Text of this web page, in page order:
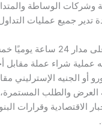
وشركات الوساطة
تدير جميع عمليات
يعمل هذا السوق على مدار 24
عملية شراء عملة مقابل
أو الجنيه الإسترليني
العرض والطلب المستمرة،
الاقتصادية وقرارات